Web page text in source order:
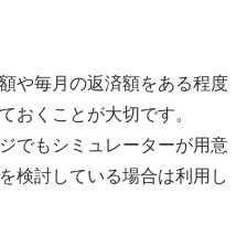
や毎月の返済額をある程度
おくことが大切です。
でもシミュレーターが用意
検討している場合は利用し